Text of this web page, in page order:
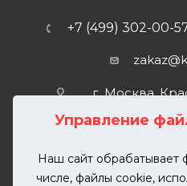
Управление
Наш сайт обрабатывает
числе, файлы cookie,
+7 (499) 302-00-
г. Москва,